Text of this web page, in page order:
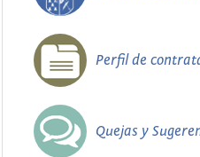
Perfil de
Quejas y